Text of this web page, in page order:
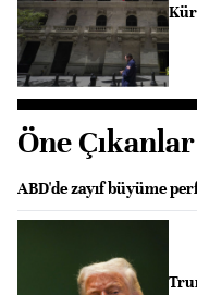
Öne Çıkanlar
ABD'de zayıf büyüme